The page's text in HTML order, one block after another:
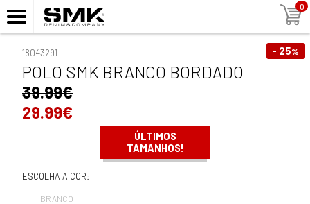
0
- 25%
18043291
POLO SMK BRANCO BORDADO
39.99€
29.99€
ÚLTIMOS
TAMANHOS!
ESCOLHA A COR:
BRANCO